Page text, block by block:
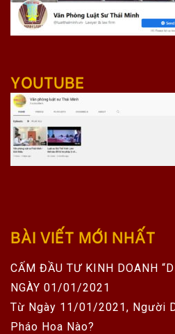
YOUTUBE
BÀI VIẾT MỚI NHẤT
CẤM ĐẦU TƯ KINH DOANH
NGÀY 01/01/2021
Từ Ngày 11/01/2021, Người
Pháo Hoa Nào?